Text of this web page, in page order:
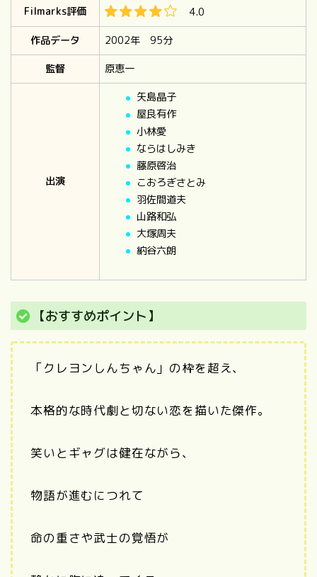
Filmarks評価
4.0
作品データ
2002年 95分
監督
原恵一
出演
矢島晶子
屋良有作
小林愛
ならはしみき
藤原啓治
こおろぎさとみ
羽佐間道夫
山路和弘
大塚周夫
納谷六朗
【おすすめポイント】
「クレヨンしんちゃん」の枠を超え、
本格的な時代劇と切ない恋を描いた傑作。
笑いとギャグは健在ながら、
物語が進むにつれて
命の重さや武士の覚悟が